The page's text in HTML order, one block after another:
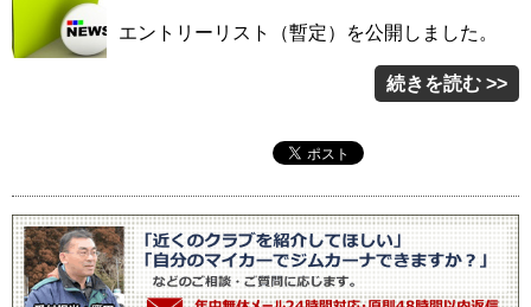
エントリーリスト（暫定）を公開しました。
続きを読む >>